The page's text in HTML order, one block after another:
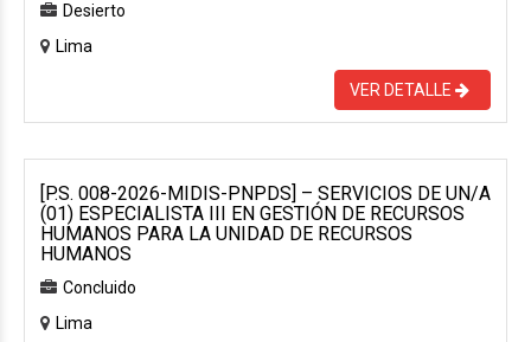
Desierto
Lima
VER DETALLE
[P.S. 008-2026-MIDIS-PNPDS] – SERVICIOS DE UN/A
(01) ESPECIALISTA III EN GESTIÓN DE RECURSOS
HUMANOS PARA LA UNIDAD DE RECURSOS
HUMANOS
Concluido
Lima